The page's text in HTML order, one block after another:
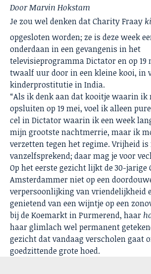
Door Marvin Hokstam
Je zou wel denken dat Charity Fraay
opgesloten worden; ze is deze week
onderdaan in een gevangenis in het
televisieprogramma Dictator en op 19
twaalf uur door in een kleine kooi, in
kinderprostitutie in India.
“Als ik denk aan dat kooitje waarin ik
opsluiten op 19 mei, voel ik alleen
cel in Dictator waarin ik een week
mijn grootste nachtmerrie, maar ik
verzetten tegen het regime. Vrijheid
vanzelfsprekend; daar mag je voor
Op het eerste gezicht lijkt de 30-jarige
Amsterdammer niet op een
verpersoonlijking van vriendelijkheid
genietend van een wijntje op een
bij de Koemarkt in Purmerend, haar
haar glimlach wel permanent
gezicht dat vandaag verscholen gaat
goedzittende grote hoed.